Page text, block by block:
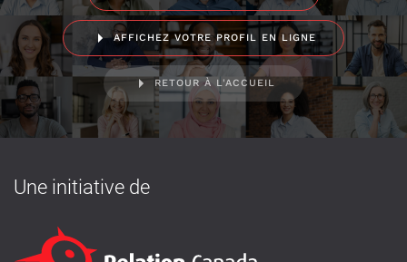
AFFICHEZ VOTRE PROFIL EN LIGNE
RETOUR À L'ACCUEIL
Une initiative de